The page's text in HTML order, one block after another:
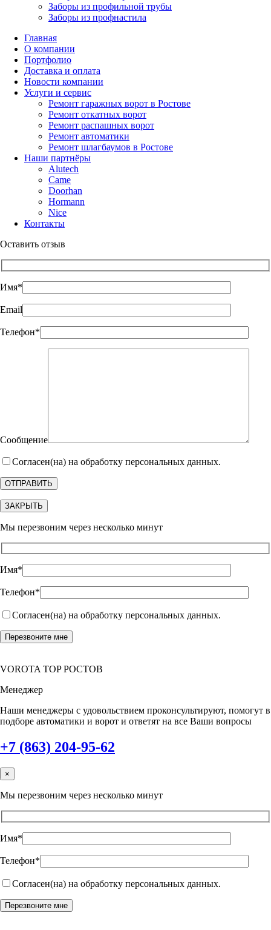
Заборы из профильной трубы
Заборы из профнастила
Главная
О компании
Портфолио
Доставка и оплата
Новости компании
Услуги и сервис
Ремонт гаражных ворот в Ростове
Ремонт откатных ворот
Ремонт распашных ворот
Ремонт автоматики
Ремонт шлагбаумов в Ростове
Наши партнёры
Alutech
Came
Doorhan
Hormann
Nice
Контакты
Оставить отзыв
Имя*
Email
Телефон*
Сообщение
Согласен(на) на обработку персональных данных.
ЗАКРЫТЬ
Мы перезвоним через несколько минут
Имя*
Телефон*
Согласен(на) на обработку персональных данных.
VOROTA TOP РОСТОВ
Менеджер
Наши менеджеры с удовольствием проконсультируют, помогут в
подборе автоматики и ворот и ответят на все Ваши вопросы
+7 (863) 204-95-62
×
Мы перезвоним через несколько минут
Имя*
Телефон*
Согласен(на) на обработку персональных данных.